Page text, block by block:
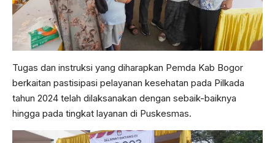
Tugas dan instruksi yang diharapkan Pemda Kab Bogor
berkaitan pastisipasi pelayanan kesehatan pada Pilkada
tahun 2024 telah dilaksanakan dengan sebaik-baiknya
hingga pada tingkat layanan di Puskesmas.